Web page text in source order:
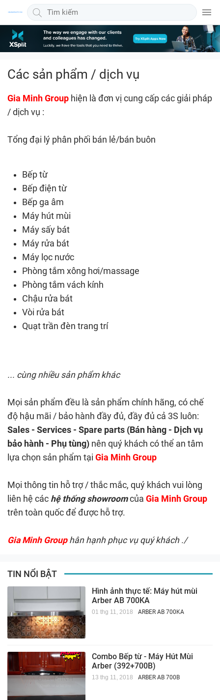
Các sản phẩm / dịch vụ
Gia Minh Group hiện là đơn vị cung cấp các giải pháp
/ dịch vụ :
Tổng đại lý phân phối bán lẻ/bán buôn
Bếp từ
Bếp điện từ
Bếp ga âm
Máy hút mùi
Máy sấy bát
Máy rửa bát
Máy lọc nước
Phòng tắm xông hơi/massage
Phòng tắm vách kính
Chậu rửa bát
Vòi rửa bát
Quạt trần đèn trang trí
... cùng nhiều sản phẩm khác
Mọi sản phẩm đều là sản phẩm chính hãng, có chế
độ hậu mãi / bảo hành đầy đủ, đầy đủ cả 3S luôn:
Sales - Services - Spare parts (Bán hàng - Dịch vụ
bảo hành - Phụ tùng) nên quý khách có thể an tâm
lựa chọn sản phẩm tại Gia Minh Group
Mọi thông tin hỗ trợ / thắc mắc, quý khách vui lòng
liên hệ các hệ thống showroomcủa Gia Minh Group
trên toàn quốc để được hỗ trợ.
Gia Minh Grouphân hạnh phục vụ quý khách ./
TIN NỔI BẬT
Hình ảnh thực tế: Máy hút mùi
Arber AB 700KA
01 thg 11, 2018 ARBER AB 700KA
Combo Bếp từ - Máy Hút Mùi
Arber (392+700B)
13 thg 11, 2018 ARBER AB 700B